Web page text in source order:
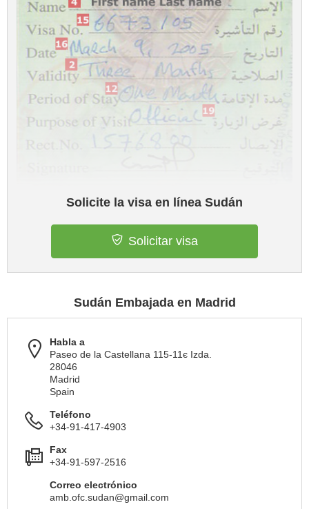
Solicite la visa en línea Sudán
Solicitar visa
Sudán Embajada en Madrid
Habla a
Paseo de la Castellana 115-11є Izda.
28046
Madrid
Spain
Teléfono
+34-91-417-4903
Fax
+34-91-597-2516
Correo electrónico
amb.ofc.sudan@gmail.com